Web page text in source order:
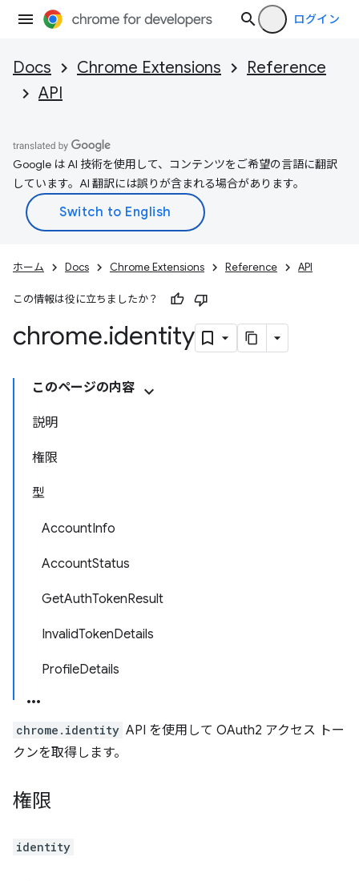
ログイン
Docs Chrome Extensions
Reference
API
Google は AI 技術を使用して、コンテンツをご希望の言語に翻訳
しています。AI 翻訳には誤りが含まれる場合があります。
ホーム Docs Chrome Extensions Reference API
この情報は役に立ちましたか？
chrome.identity
このページの内容
説明
権限
型
AccountInfo
AccountStatus
GetAuthTokenResult
InvalidTokenDetails
ProfileDetails
chrome.identity API を使用して OAuth2 アクセス トー
クンを取得します。
権限
identity